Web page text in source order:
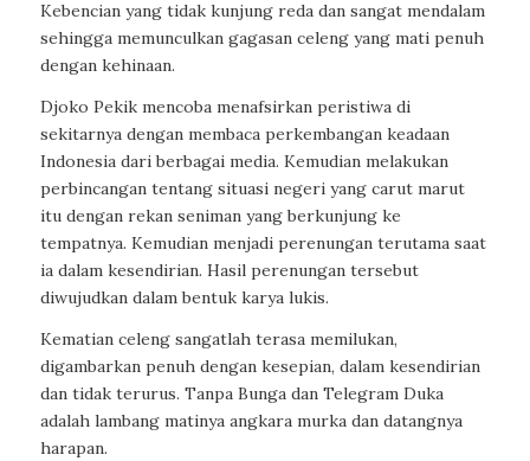
Kebencian yang tidak kunjung reda dan sangat mendalam
sehingga memunculkan gagasan celeng yang mati penuh
dengan kehinaan.
Djoko Pekik mencoba menafsirkan peristiwa di
sekitarnya dengan membaca perkembangan keadaan
Indonesia dari berbagai media. Kemudian melakukan
perbincangan tentang situasi negeri yang carut marut
itu dengan rekan seniman yang berkunjung ke
tempatnya. Kemudian menjadi perenungan terutama saat
ia dalam kesendirian. Hasil perenungan tersebut
diwujudkan dalam bentuk karya lukis.
Kematian celeng sangatlah terasa memilukan,
digambarkan penuh dengan kesepian, dalam kesendirian
dan tidak terurus. Tanpa Bunga dan Telegram Duka
adalah lambang matinya angkara murka dan datangnya
harapan.